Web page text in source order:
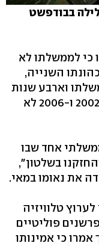
בבודפשט
כי לממשלתו לא
השנייה,
ממשלתו וארבע שנות
השלטון הסוציאליסטי, בין השנים 2002 ו-2006 לא
אחד שבו
בשלטון",
את נאומו במאי.
טלוויזיה
פוליטיים
כי אמינותו